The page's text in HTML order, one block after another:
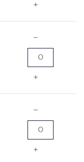
+
−
0
+
−
0
+